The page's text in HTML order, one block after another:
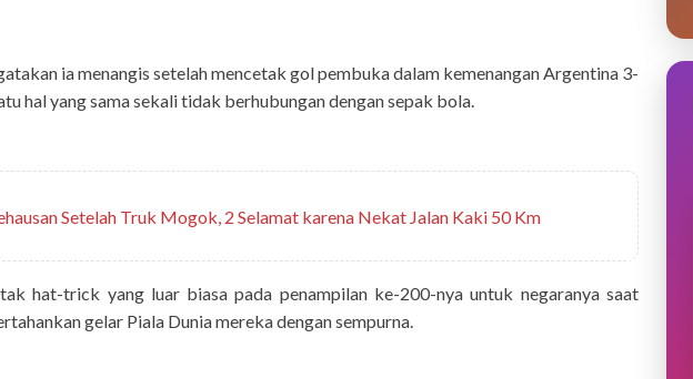
ia menangis setelah mencetak gol pembuka dalam kemenangan Argentina 3-
hal yang sama sekali tidak berhubungan dengan sepak bola.
Setelah Truk Mogok, 2 Selamat karena Nekat Jalan Kaki 50 Km
hat-trick yang luar biasa pada penampilan ke-200-nya untuk negaranya saat
gelar Piala Dunia mereka dengan sempurna.